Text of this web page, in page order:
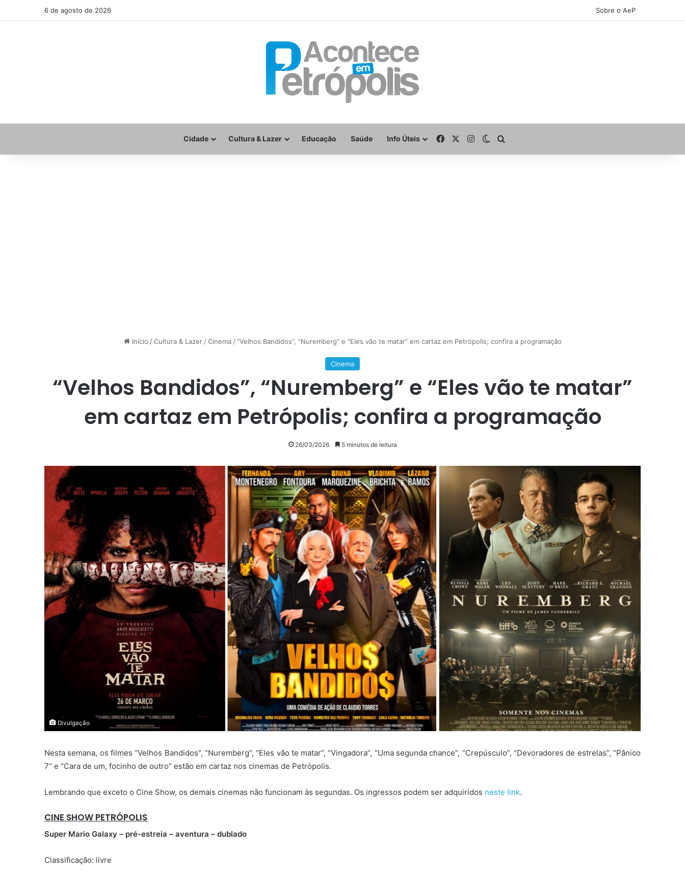
6 de agosto de 2026 Sobre o AeP
Cidade Cultura & Lazer Educação Saúde Info Úteis FacebookInstagramSwitch skin
Início / Cultura & Lazer / Cinema / “Velhos Bandidos”, “Nuremberg” e “Eles vão te matar” em cartaz em Petrópolis; confira a programação
Cinema
“Velhos Bandidos”, “Nuremberg” e “Eles vão te matar”
em cartaz em Petrópolis; confira a programação
26/03/2026 5 minutos de leitura
Divulgação
Nesta semana, os filmes “Velhos Bandidos”, “Nuremberg”, “Eles vão te matar”, “Vingadora”, “Uma segunda chance”, “Crepúsculo”, “Devoradores de estrelas”, “Pânico
7” e “Cara de um, focinho de outro” estão em cartaz nos cinemas de Petrópolis.
Lembrando que exceto o Cine Show, os demais cinemas não funcionam às segundas. Os ingressos podem ser adquiridos neste link.
CINE SHOW PETRÓPOLIS
Super Mario Galaxy – pré-estreia – aventura – dublado
Classificação: livre